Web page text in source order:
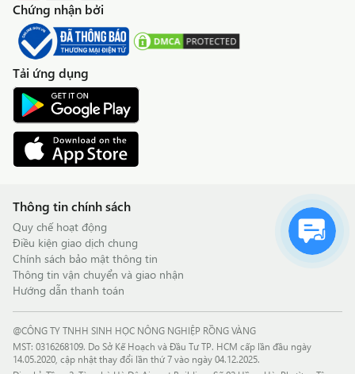
Chứng nhận bởi
Tải ứng dụng
Thông tin chính sách
Quy chế hoạt động
Điều kiện giao dịch chung
Chính sách bảo mật thông tin
Thông tin vận chuyển và giao nhận
Hướng dẫn thanh toán
@CÔNG TY TNHH SINH HỌC NÔNG NGHIỆP RỒNG VÀNG
MST: 0316268109. Do Sở Kế Hoạch và Đầu Tư TP. HCM cấp lần đầu ngày
14.05.2020, cập nhật thay đổi lần thứ 7 vào ngày 04.12.2025.